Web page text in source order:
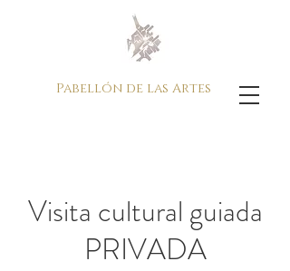
Pabellón de las Artes
Visita cultural guiada
PRIVADA